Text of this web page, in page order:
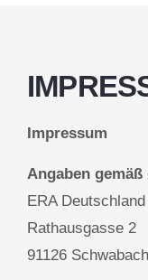
Impressum
Angaben gemäß
ERA
Rathausgasse 2
91126 Schwabach